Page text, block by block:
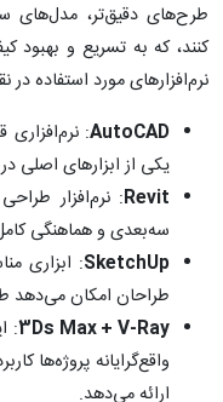
طرح‌های دقیق‌تر، مدل‌های
کنند، که به تسریع و
نرم‌افزارهای مورد استفاده
AutoCAD
:
یکی از ابزارهای اصلی
Revit
سه‌بعدی و هماهنگی
SketchUp: ابزاری
طراحان امکان می‌دهد
3Ds Max + V-Ray
:
واقع‌گرایانه پروژه‌ها
ارائه می‌دهد.